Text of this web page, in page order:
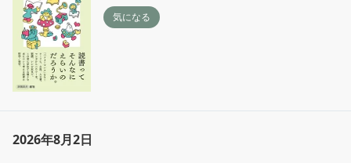
気になる
2026年8月2日